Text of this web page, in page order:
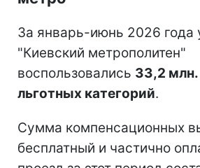
За январь-июнь 2026 года
"Киевский метрополитен"
воспользовались 33,2
льготных категорий.
Сумма компенсационных
бесплатный и частично